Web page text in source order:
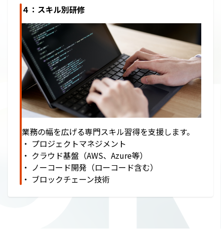
４：スキル別研修
業務の幅を広げる専門スキル習得を支援します。
・ プロジェクトマネジメント
・ クラウド基盤（AWS、Azure等）
・ ノーコード開発（ローコード含む）
・ ブロックチェーン技術